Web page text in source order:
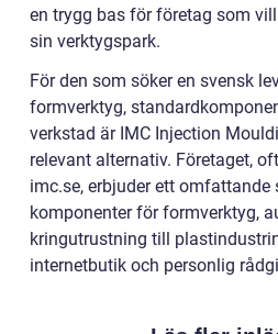
en trygg bas för företag som
sin verktygspark.
För den som söker en svensk
formverktyg,
verkstad är IMC Injection
relevant alternativ. Företaget,
imc.se, erbjuder ett omfattande
komponenter för formverktyg,
kringutrustning till
internetbutik och personlig